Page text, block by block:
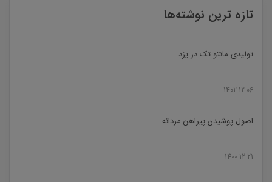
تازه ترین نوشته‌ها
تولیدی مانتو تک در یزد
1402-12-06
اصول پوشیدن پیراهن مردانه
1400-12-21